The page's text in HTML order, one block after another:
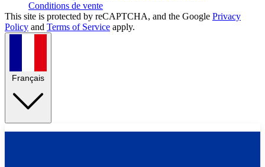
Conditions de vente
This site is protected by reCAPTCHA, and the Google Privacy
Policy and Terms of Service apply.
Français